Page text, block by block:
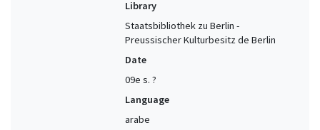
Library
Staatsbibliothek zu Berlin -
Preussischer Kulturbesitz de Berlin
Date
09e s. ?
Language
arabe